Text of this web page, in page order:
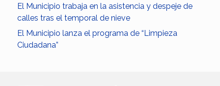
El Municipio trabaja en la asistencia y despeje de
calles tras el temporal de nieve
El Municipio lanza el programa de “Limpieza
Ciudadana”